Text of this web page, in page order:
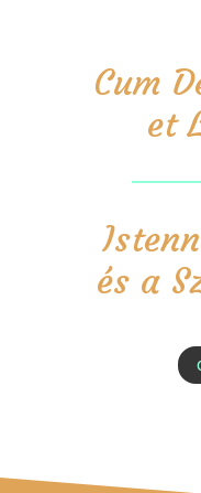
Cum
et
és a